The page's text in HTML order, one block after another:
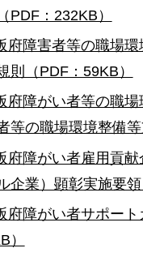
PDF：232KB）
府障害者等の職場
則（PDF：59KB）
府障がい者等の職
等の職場環境整備
府障がい者雇用貢
企業）顕彰実施要領
府障がい者サポー
）